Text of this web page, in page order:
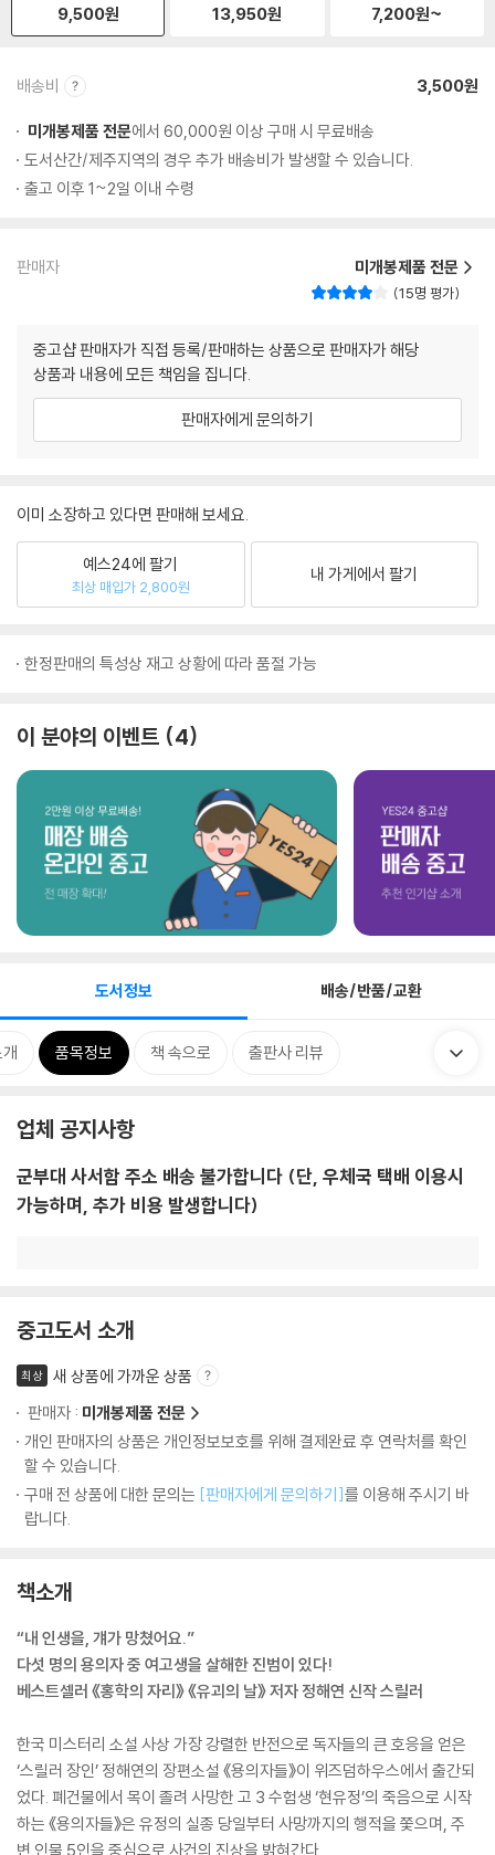
9,500원 13,950원 7,200원~
배송비 3,500원
미개봉제품 전문에서 60,000원 이상 구매 시 무료배송
도서산간/제주지역의 경우 추가 배송비가 발생할 수 있습니다.
출고 이후 1~2일 이내 수령
판매자 미개봉제품 전문
15명 평가
중고샵 판매자가 직접 등록/판매하는 상품으로 판매자가 해당
상품과 내용에 모든 책임을 집니다.
판매자에게 문의하기
이미 소장하고 있다면 판매해 보세요.
예스24에 팔기
최상 매입가 2,800원
내 가게에서 팔기
한정판매의 특성상 재고 상황에 따라 품절 가능
이 분야의 이벤트 4
도서정보 배송/반품/교환
품목정보 책 속으로 출판사 리뷰
업체 공지사항
군부대 사서함 주소 배송 불가합니다 (단, 우체국 택배 이용시
가능하며, 추가 비용 발생합니다)
중고도서 소개
최상
새 상품에 가까운 상품
판매자 : 미개봉제품 전문
개인 판매자의 상품은 개인정보보호를 위해 결제완료 후 연락처를 확인
할 수 있습니다.
구매 전 상품에 대한 문의는 [판매자에게 문의하기]를 이용해 주시기 바
랍니다.
책소개
“내 인생을, 걔가 망쳤어요.”
다섯 명의 용의자 중 여고생을 살해한 진범이 있다!
베스트셀러 《홍학의 자리》 《유괴의 날》 저자 정해연 신작 스릴러
한국 미스터리 소설 사상 가장 강렬한 반전으로 독자들의 큰 호응을 얻은
‘스릴러 장인’ 정해연의 장편소설 《용의자들》이 위즈덤하우스에서 출간되
었다. 폐건물에서 목이 졸려 사망한 고 3 수험생 ‘현유정’의 죽음으로 시작
하는 《용의자들》은 유정의 실종 당일부터 사망까지의 행적을 쫓으며, 주
변 인물 5인을 중심으로 사건의 진상을 밝혀간다.